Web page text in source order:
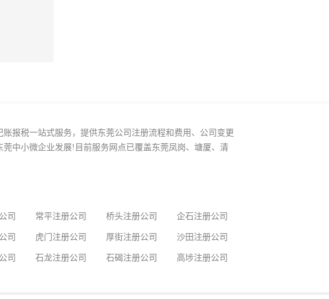
报税一站式服务，提供东莞公司注册流程和费用、公司变更
中小微企业发展!目前服务网点已覆盖东莞凤岗、塘厦、清
司 常平注册公司 桥头注册公司 企石注册公司
司 虎门注册公司 厚街注册公司 沙田注册公司
司 石龙注册公司 石碣注册公司 高埗注册公司